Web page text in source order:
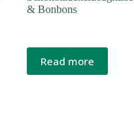
& Bonbons
Read more